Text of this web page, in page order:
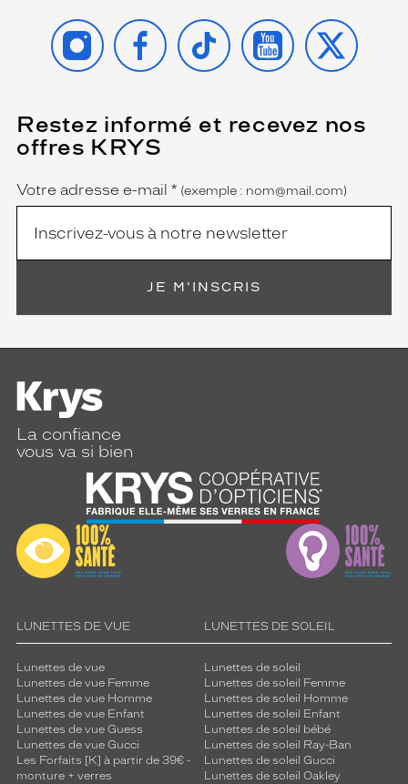
INSTAGRAMFACEBOOK
TIKTOK YOUTUBE
X
Restez informé et recevez nos
offres KRYS
Name
Votre adresse e-mail *
(Ce
champ
est
obligatoire)
(exemple : nom@mail.com)
JE M'INSCRIS
La confiance
vous va si bien
LUNETTES DE VUE
Lunettes de vue
Lunettes de vue Femme
Lunettes de vue Homme
Lunettes de vue Enfant
Lunettes de vue Guess
Lunettes de vue Gucci
Les Forfaits [K] à partir de 39€ -
monture + verres
LUNETTES DE SOLEIL
Lunettes de soleil
Lunettes de soleil Femme
Lunettes de soleil Homme
Lunettes de soleil Enfant
Lunettes de soleil bébé
Lunettes de soleil Ray-Ban
Lunettes de soleil Gucci
Lunettes de soleil Oakley